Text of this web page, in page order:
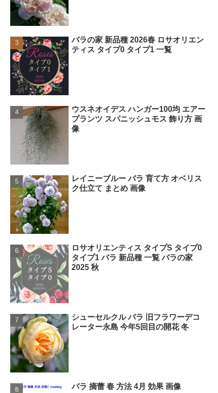
バラの家 新品種 2026春 ロサオリエン
ティス タイプ0 タイプ1 一覧
ウスネオイデス ハンガー100均 エアー
プランツ スパニッシュモス 飾り方 画
像
レイニーブルー バラ 育て方 オベリス
ク仕立て まとめ 画像
ロサオリエンティス タイプS タイプ0
タイプ1 バラ 新品種 一覧 バラの家
2025 秋
シューセルクル バラ 旧フラワーデコ
レーター永島 今年5回目の開花 冬
バラ 摘蕾 春 方法 4月 効果 画像